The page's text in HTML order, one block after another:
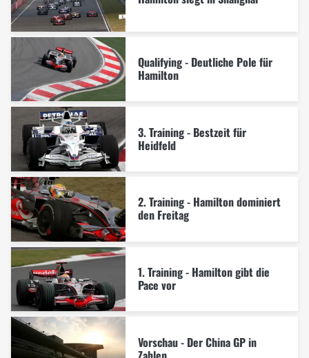
Qualifying - Deutliche Pole für
Hamilton
3. Training - Bestzeit für
Heidfeld
2. Training - Hamilton dominiert
den Freitag
1. Training - Hamilton gibt die
Pace vor
Vorschau - Der China GP in